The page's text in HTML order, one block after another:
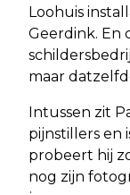
Loohuis
Geerdink. En
maar
Intussen zit
pijnstillers en
probeert hij
nog zijn